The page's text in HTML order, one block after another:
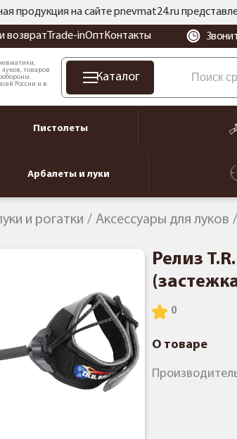
продукция на сайте pnevmat24.ru
возврат Trade-inОпт Контакты
товаров
России и в
Каталог
Пистолеты
Арбалеты и луки
и рогатки Аксессуары для луков
Релиз
О товаре